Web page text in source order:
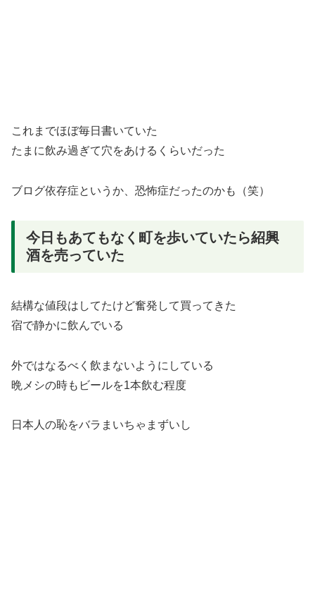
これまでほぼ毎日書いていた
たまに飲み過ぎて穴をあけるくらいだった
ブログ依存症というか、恐怖症だったのかも（笑）
今日もあてもなく町を歩いていたら紹興
酒を売っていた
結構な値段はしてたけど奮発して買ってきた
宿で静かに飲んでいる
外ではなるべく飲まないようにしている
晩メシの時もビールを1本飲む程度
日本人の恥をバラまいちゃまずいし